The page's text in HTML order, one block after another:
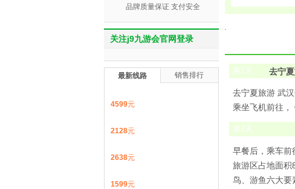
第1天 去宁
去宁夏旅游 武
乘坐飞机前往
第2天
早餐后，乘车前
旅游区占地面
鸟、游鱼六大要
品牌质量保证 支付安全
关注j9九游会官网登录
最新线路 销售排行
4599元
2128元
2638元
1599元